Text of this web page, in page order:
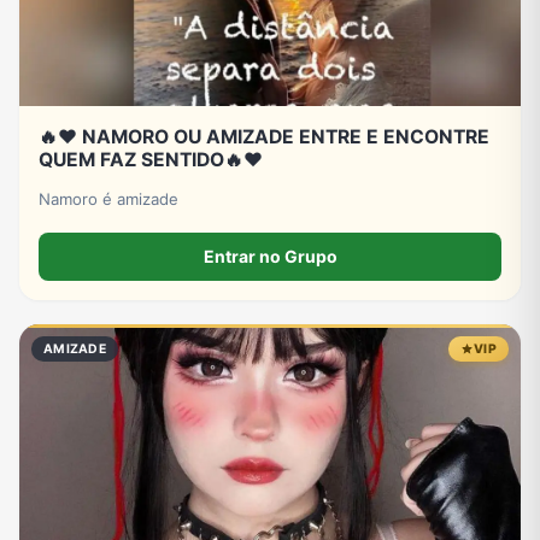
🔥❤️ NAMORO OU AMIZADE ENTRE E ENCONTRE
QUEM FAZ SENTIDO🔥❤️
Namoro é amizade
Entrar no Grupo
AMIZADE VIP